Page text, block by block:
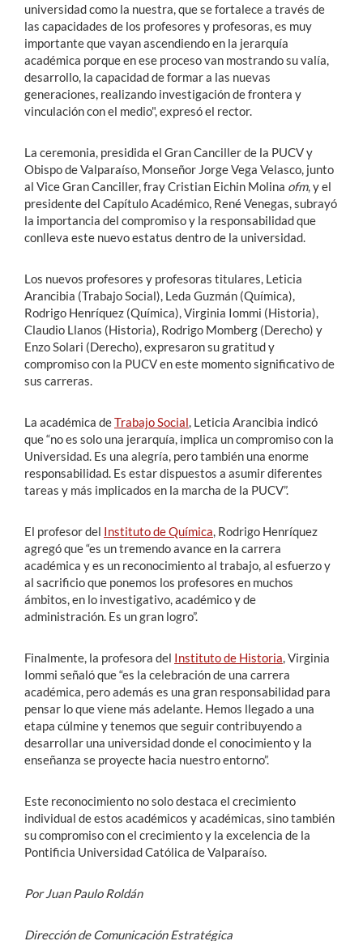
universidad como la nuestra, que se fortalece a través de
las capacidades de los profesores y profesoras, es muy
importante que vayan ascendiendo en la jerarquía
académica porque en ese proceso van mostrando su valía,
desarrollo, la capacidad de formar a las nuevas
generaciones, realizando investigación de frontera y
vinculación con el medio", expresó el rector.
La ceremonia, presidida el Gran Canciller de la PUCV y
Obispo de Valparaíso, Monseñor Jorge Vega Velasco, junto
al Vice Gran Canciller, fray Cristian Eichin Molina ofm, y el
presidente del Capítulo Académico, René Venegas, subrayó
la importancia del compromiso y la responsabilidad que
conlleva este nuevo estatus dentro de la universidad.
Los nuevos profesores y profesoras titulares, Leticia
Arancibia (Trabajo Social), Leda Guzmán (Química),
Rodrigo Henríquez (Química), Virginia Iommi (Historia),
Claudio Llanos (Historia), Rodrigo Momberg (Derecho) y
Enzo Solari (Derecho), expresaron su gratitud y
compromiso con la PUCV en este momento significativo de
sus carreras.
La académica deTrabajo Social , Leticia Arancibia indicó
que “no es solo una jerarquía, implica un compromiso con la
Universidad. Es una alegría, pero también una enorme
responsabilidad. Es estar dispuestos a asumir diferentes
tareas y más implicados en la marcha de la PUCV”.
El profesor del Instituto de Química , Rodrigo Henríquez
agregó que “es un tremendo avance en la carrera
académica y es un reconocimiento al trabajo, al esfuerzo y
al sacrificio que ponemos los profesores en muchos
ámbitos, en lo investigativo, académico y de
administración. Es un gran logro”.
Finalmente, la profesora del Instituto de Historia , Virginia
Iommi señaló que “es la celebración de una carrera
académica, pero además es una gran responsabilidad para
pensar lo que viene más adelante. Hemos llegado a una
etapa cúlmine y tenemos que seguir contribuyendo a
desarrollar una universidad donde el conocimiento y la
enseñanza se proyecte hacia nuestro entorno”.
Este reconocimiento no solo destaca el crecimiento
individual de estos académicos y académicas, sino también
su compromiso con el crecimiento y la excelencia de la
Pontificia Universidad Católica de Valparaíso.
Por Juan Paulo Roldán
Dirección de Comunicación Estratégica